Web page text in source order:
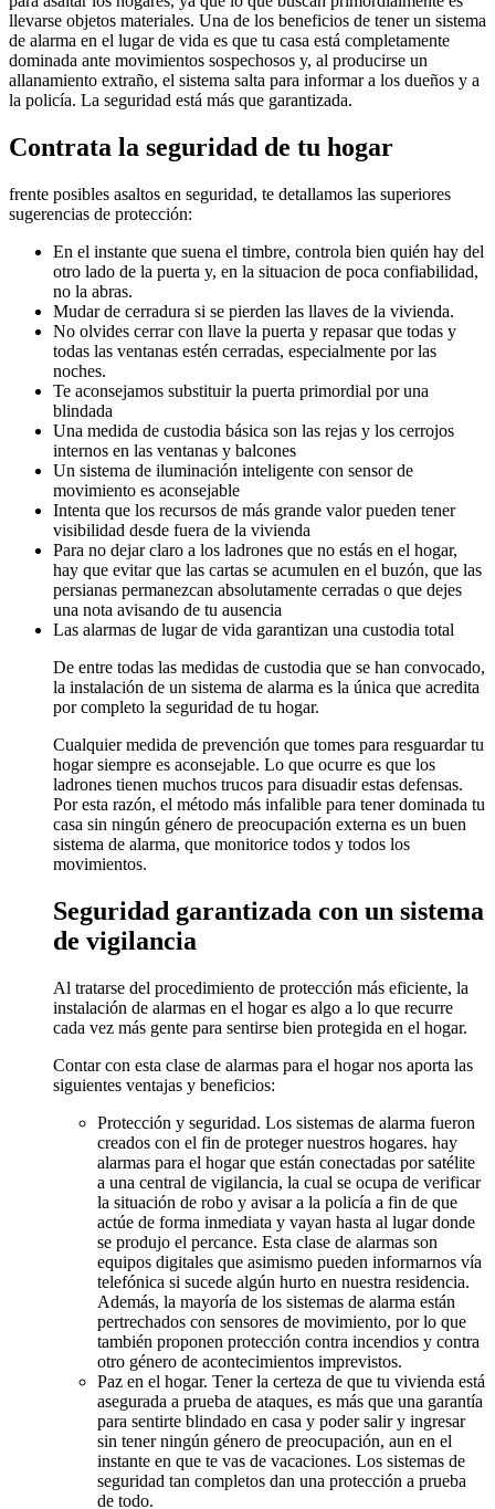
llevarse objetos materiales. Una de los beneficios de tener un sistema
de alarma en el lugar de vida es que tu casa está completamente
dominada ante movimientos sospechosos y, al producirse un
allanamiento extraño, el sistema salta para informar a los dueños y a
la policía. La seguridad está más que garantizada.
Contrata la seguridad de tu hogar
frente posibles asaltos en seguridad, te detallamos las superiores
sugerencias de protección:
En el instante que suena el timbre, controla bien quién hay del
otro lado de la puerta y, en la situacion de poca confiabilidad,
no la abras.
Mudar de cerradura si se pierden las llaves de la vivienda.
No olvides cerrar con llave la puerta y repasar que todas y
todas las ventanas estén cerradas, especialmente por las
noches.
Te aconsejamos substituir la puerta primordial por una
blindada
Una medida de custodia básica son las rejas y los cerrojos
internos en las ventanas y balcones
Un sistema de iluminación inteligente con sensor de
movimiento es aconsejable
Intenta que los recursos de más grande valor pueden tener
visibilidad desde fuera de la vivienda
Para no dejar claro a los ladrones que no estás en el hogar,
hay que evitar que las cartas se acumulen en el buzón, que las
persianas permanezcan absolutamente cerradas o que dejes
una nota avisando de tu ausencia
Las alarmas de lugar de vida garantizan una custodia total
De entre todas las medidas de custodia que se han convocado,
la instalación de un sistema de alarma es la única que acredita
por completo la seguridad de tu hogar.
Cualquier medida de prevención que tomes para resguardar tu
hogar siempre es aconsejable. Lo que ocurre es que los
ladrones tienen muchos trucos para disuadir estas defensas.
Por esta razón, el método más infalible para tener dominada tu
casa sin ningún género de preocupación externa es un buen
sistema de alarma, que monitorice todos y todos los
movimientos.
Seguridad garantizada con un sistema
de vigilancia
Al tratarse del procedimiento de protección más eficiente, la
instalación de alarmas en el hogar es algo a lo que recurre
cada vez más gente para sentirse bien protegida en el hogar.
Contar con esta clase de alarmas para el hogar nos aporta las
siguientes ventajas y beneficios:
Protección y seguridad. Los sistemas de alarma fueron
creados con el fin de proteger nuestros hogares. hay
alarmas para el hogar que están conectadas por satélite
a una central de vigilancia, la cual se ocupa de verificar
la situación de robo y avisar a la policía a fin de que
actúe de forma inmediata y vayan hasta al lugar donde
se produjo el percance. Esta clase de alarmas son
equipos digitales que asimismo pueden informarnos vía
telefónica si sucede algún hurto en nuestra residencia.
Además, la mayoría de los sistemas de alarma están
pertrechados con sensores de movimiento, por lo que
también proponen protección contra incendios y contra
otro género de acontecimientos imprevistos.
Paz en el hogar. Tener la certeza de que tu vivienda está
asegurada a prueba de ataques, es más que una garantía
para sentirte blindado en casa y poder salir y ingresar
sin tener ningún género de preocupación, aun en el
instante en que te vas de vacaciones. Los sistemas de
seguridad tan completos dan una protección a prueba
de todo.